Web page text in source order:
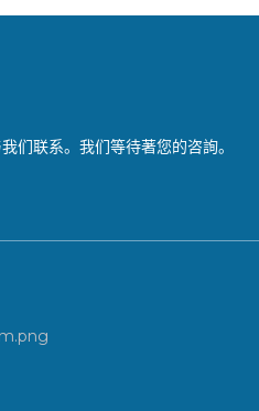
们联系。我们等待著您的咨詢。